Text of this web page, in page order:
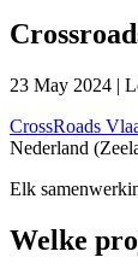
23 May 2024 |
CrossRoads
Nederland
Elk
Welke